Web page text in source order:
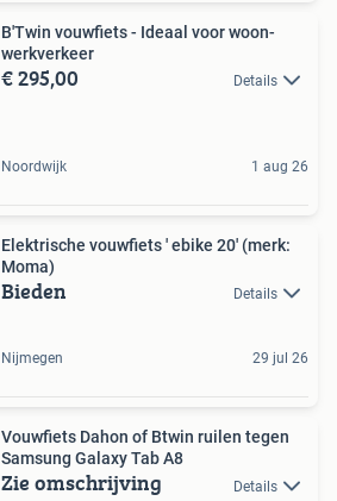
B'Twin vouwfiets - Ideaal voor woon-
werkverkeer
€ 295,00 Details
Noordwijk 1 aug 26
Elektrische vouwfiets ' ebike 20' (merk:
Moma)
Bieden Details
Nijmegen 29 jul 26
Vouwfiets Dahon of Btwin ruilen tegen
Samsung Galaxy Tab A8
Zie omschrijving Details